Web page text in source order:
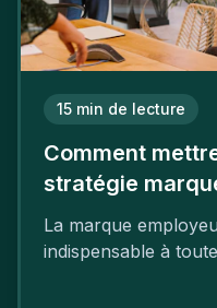
15 min de lecture
Comment
stratégie
Découvrez les 7
La marque
indispensable à